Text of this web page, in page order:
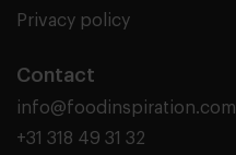
Privacy policy
Contact
info@foodinspiration.com
+31 318 49 31 32